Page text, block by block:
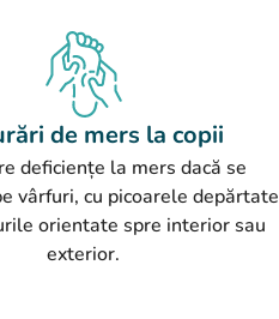
de mers la copii
deficiențe la mers dacă se
vârfuri, cu picoarele depărtate
orientate spre interior sau
exterior.